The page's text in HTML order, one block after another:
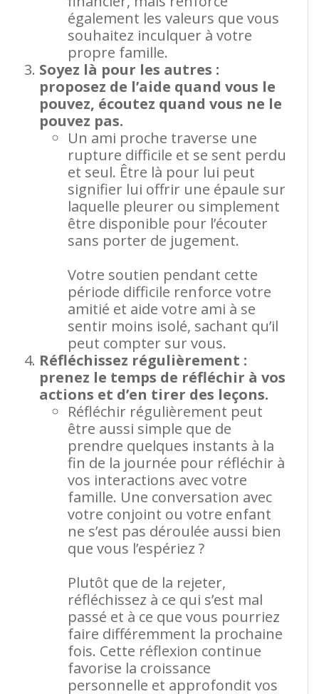
également les valeurs que vous
souhaitez inculquer à votre
propre famille.
Soyez là pour les autres :
proposez de l’aide quand vous le
pouvez, écoutez quand vous ne le
pouvez pas.
Un ami proche traverse une
rupture difficile et se sent perdu
et seul. Être là pour lui peut
signifier lui offrir une épaule sur
laquelle pleurer ou simplement
être disponible pour l’écouter
sans porter de jugement.
Votre soutien pendant cette
période difficile renforce votre
amitié et aide votre ami à se
sentir moins isolé, sachant qu’il
peut compter sur vous.
Réfléchissez régulièrement :
prenez le temps de réfléchir à vos
actions et d’en tirer des leçons.
Réfléchir régulièrement peut
être aussi simple que de
prendre quelques instants à la
fin de la journée pour réfléchir à
vos interactions avec votre
famille. Une conversation avec
votre conjoint ou votre enfant
ne s’est pas déroulée aussi bien
que vous l’espériez ?
Plutôt que de la rejeter,
réfléchissez à ce qui s’est mal
passé et à ce que vous pourriez
faire différemment la prochaine
fois. Cette réflexion continue
favorise la croissance
personnelle et approfondit vos